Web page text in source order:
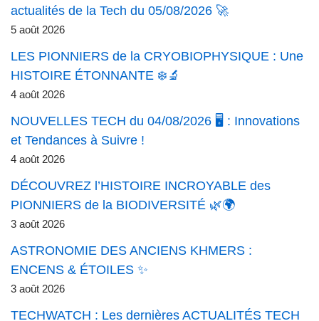
actualités de la Tech du 05/08/2026 🚀
5 août 2026
LES PIONNIERS de la CRYOBIOPHYSIQUE : Une
HISTOIRE ÉTONNANTE ❄️🔬
4 août 2026
NOUVELLES TECH du 04/08/2026 🖥️ : Innovations
et Tendances à Suivre !
4 août 2026
DÉCOUVREZ l’HISTOIRE INCROYABLE des
PIONNIERS de la BIODIVERSITÉ 🌿🌍
3 août 2026
ASTRONOMIE DES ANCIENS KHMERS :
ENCENS & ÉTOILES ✨
3 août 2026
TECHWATCH : Les dernières ACTUALITÉS TECH